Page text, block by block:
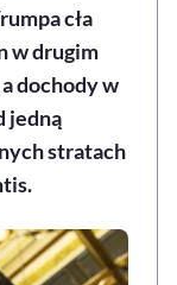
, otwiera się w nowym
oknie
problem
, otwiera się w
cła
w drugim
dochody w
jedną
stratach